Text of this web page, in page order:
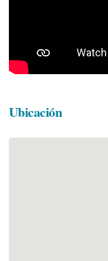
Ubicación